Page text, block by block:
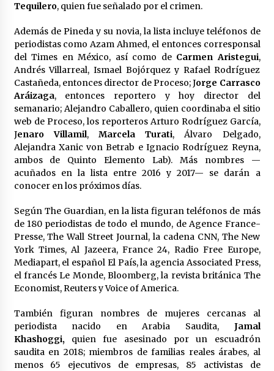
Tequilero, quien fue señalado por el crimen.
Además de Pineda y su novia, la lista incluye teléfonos de
periodistas como Azam Ahmed, el entonces corresponsal
del Times en México, así como de Carmen Aristegui,
Andrés Villarreal, Ismael Bojórquez y Rafael Rodríguez
Castañeda, entonces director de Proceso; Jorge Carrasco
Aráizaga, entonces reportero y hoy director del
semanario; Alejandro Caballero, quien coordinaba el sitio
web de Proceso, los reporteros Arturo Rodríguez García,
Jenaro Villamil, Marcela Turati, Álvaro Delgado,
Alejandra Xanic von Betrab e Ignacio Rodríguez Reyna,
ambos de Quinto Elemento Lab). Más nombres —
acuñados en la lista entre 2016 y 2017— se darán a
conocer en los próximos días.
Según The Guardian, en la lista figuran teléfonos de más
de 180 periodistas de todo el mundo, de Agence France-
Presse, The Wall Street Journal, la cadena CNN, The New
York Times, Al Jazeera, France 24, Radio Free Europe,
Mediapart, el español El País, la agencia Associated Press,
el francés Le Monde, Bloomberg, la revista británica The
Economist, Reuters y Voice of America.
También figuran nombres de mujeres cercanas al
periodista nacido en Arabia Saudita, Jamal
Khashoggi,quien fue asesinado por un escuadrón
saudita en 2018; miembros de familias reales árabes, al
menos 65 ejecutivos de empresas, 85 activistas de